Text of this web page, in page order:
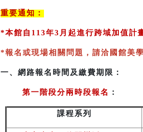
重要通知：
*本館自113年3月起進行跨域加值計
*報名或現場相關問題，請洽國館美
一、 網路報名時間及繳費期限：
第一階段分兩時段報名 ：
課程系列